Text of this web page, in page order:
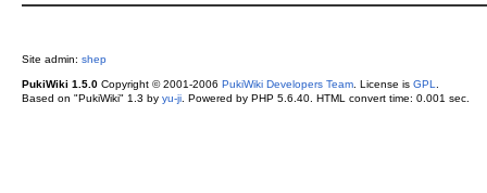
Site admin: shep
PukiWiki 1.5.0Copyright © 2001-2006 PukiWiki Developers Team. License is GPL
Based on "PukiWiki" 1.3 by yu-ji. Powered by PHP 5.6.40. HTML convert time: 0.001 sec.